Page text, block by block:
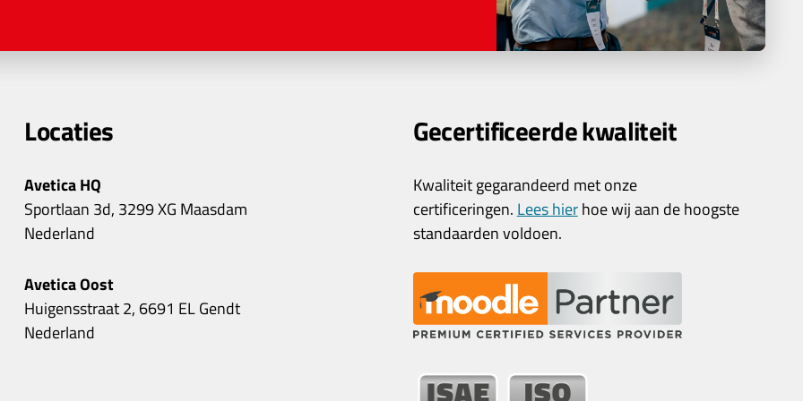
Locaties
Avetica HQ
Sportlaan 3d, 3299 XG Maasdam
Nederland
Avetica Oost
Huigensstraat 2, 6691 EL Gendt
Nederland
Gecertificeerde kwaliteit
Kwaliteit gegarandeerd met onze
certificeringen. Lees hierhoe wij aan de hoogste
standaarden voldoen.